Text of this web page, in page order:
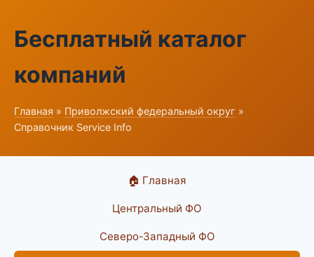
Бесплатный каталог
компаний
Главная » Приволжский федеральный округ »
Справочник Service Info
🏠 Главная
Центральный ФО
Северо-Западный ФО